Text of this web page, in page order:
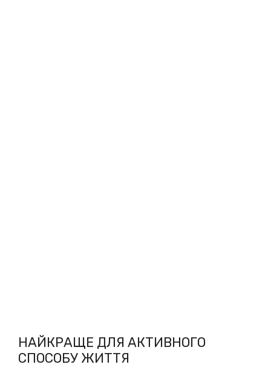
НАЙКРАЩЕ ДЛЯ АКТИВНОГО
СПОСОБУ ЖИТТЯ